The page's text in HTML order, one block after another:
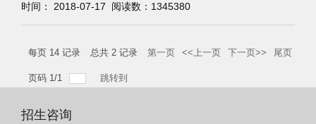
时间： 2018-07-17 阅读数： 1345380
每页 14 记录 总共 2 记录 第一页 <<上一页 下一页>> 尾页
页码 1/1 跳转到
招生咨询